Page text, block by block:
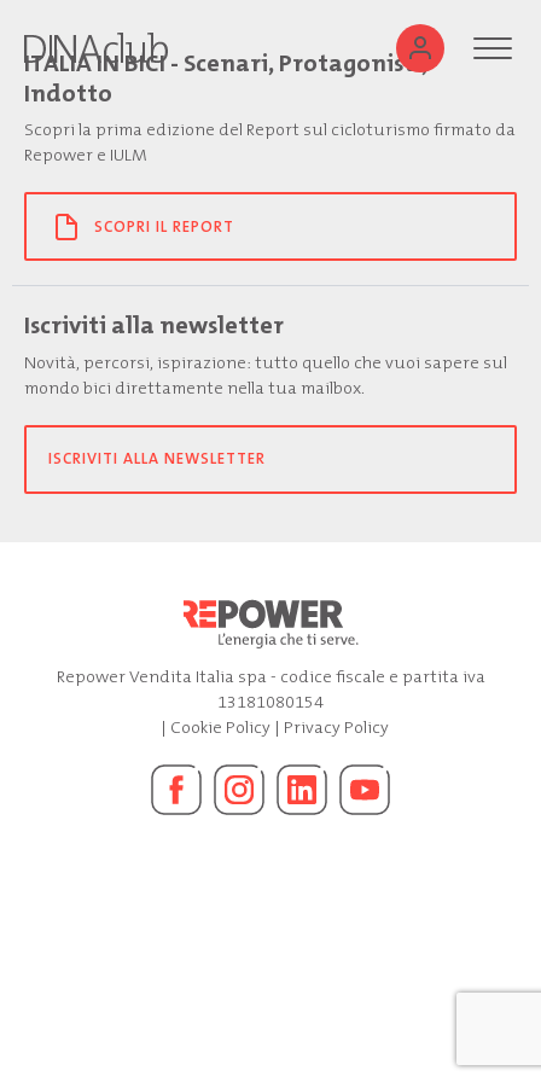
ITALIA IN BICI - Scenari, Protagonisti,
Indotto
Scopri la prima edizione del Report sul cicloturismo firmato da
Repower e IULM
SCOPRI IL REPORT
Iscriviti alla newsletter
Novità, percorsi, ispirazione: tutto quello che vuoi sapere sul
mondo bici direttamente nella tua mailbox.
ISCRIVITI ALLA NEWSLETTER
Repower Vendita Italia spa - codice fiscale e partita iva
13181080154
| Cookie Policy| Privacy Policy